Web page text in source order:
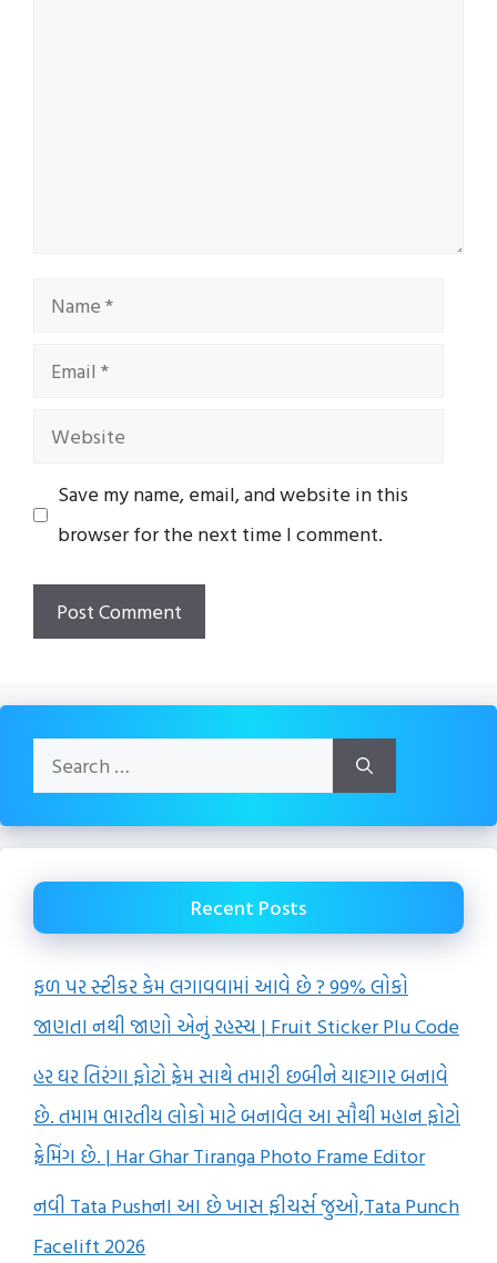
Name
Email
Website
Save my name, email, and website in this
browser for the next time I comment.
Search
for:
Recent Posts
ફળ પર સ્ટીકર કેમ લગાવવામાં આવે છે ? 99% લોકો
જાણતા નથી જાણો એનું રહસ્ય | Fruit Sticker Plu Code
હર ઘર તિરંગા ફોટો ફ્રેમ સાથે તમારી છબીને યાદગાર બનાવે
છે. તમામ ભારતીય લોકો માટે બનાવેલ આ સૌથી મહાન ફોટો
ફ્રેમિંગ છે. | Har Ghar Tiranga Photo Frame Editor
નવી Tata Pushના આ છે ખાસ ફીચર્સ જુઓ,Tata Punch
Facelift 2026